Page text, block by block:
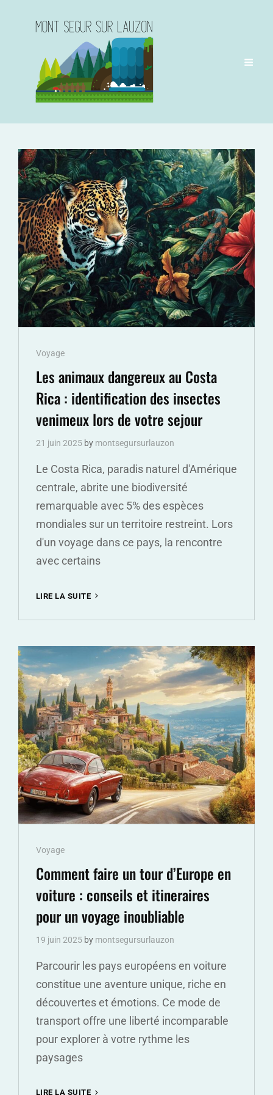
Cat
Links
Voyage
Les animaux dangereux au Costa
Rica : identification des insectes
venimeux lors de votre sejour
21 juin 2025 by montsegursurlauzon
Le Costa Rica, paradis naturel d'Amérique
centrale, abrite une biodiversité
remarquable avec 5% des espèces
mondiales sur un territoire restreint. Lors
d'un voyage dans ce pays, la rencontre
avec certains
LIRE LA SUITE
DANGEREUX
COSTA
RICA
:
IDENTIFICATION
DES
INSECTES
VENIMEUX
LORS
DE
VOTRE
SEJOUR
Cat
Links
Voyage
Comment faire un tour d’Europe en
voiture : conseils et itineraires
pour un voyage inoubliable
19 juin 2025 by montsegursurlauzon
Parcourir les pays européens en voiture
constitue une aventure unique, riche en
découvertes et émotions. Ce mode de
transport offre une liberté incomparable
pour explorer à votre rythme les
paysages
LIRE LA SUITE